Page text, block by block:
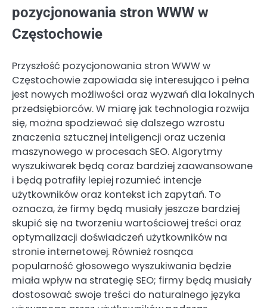
pozycjonowania stron WWW w
Częstochowie
Przyszłość pozycjonowania stron WWW w
Częstochowie zapowiada się interesująco i pełna
jest nowych możliwości oraz wyzwań dla lokalnych
przedsiębiorców. W miarę jak technologia rozwija
się, można spodziewać się dalszego wzrostu
znaczenia sztucznej inteligencji oraz uczenia
maszynowego w procesach SEO. Algorytmy
wyszukiwarek będą coraz bardziej zaawansowane
i będą potrafiły lepiej rozumieć intencje
użytkowników oraz kontekst ich zapytań. To
oznacza, że firmy będą musiały jeszcze bardziej
skupić się na tworzeniu wartościowej treści oraz
optymalizacji doświadczeń użytkowników na
stronie internetowej. Również rosnąca
popularność głosowego wyszukiwania będzie
miała wpływ na strategię SEO; firmy będą musiały
dostosować swoje treści do naturalnego języka